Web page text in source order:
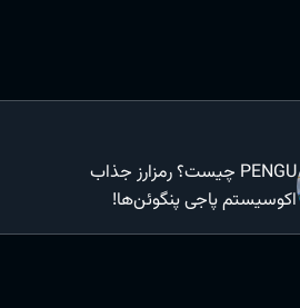
PENGU چیست؟ رمزارز جذاب
اکوسیستم پاجی پنگوئن‌ها!